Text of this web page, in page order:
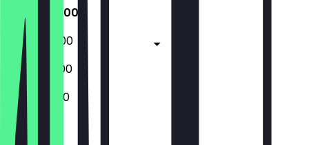
06:00 - 18:00
06:00 - 18:00
07:00 - 12:00
07:00 - 11:00